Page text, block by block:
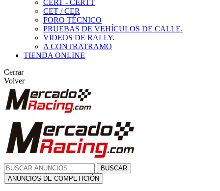
CERT - CERTT
CET / CER
FORO TÉCNICO
PRUEBAS DE VEHÍCULOS DE CALLE.
VIDEOS DE RALLY.
A CONTRATRAMO
TIENDA ONLINE
Cerrar
Volver
BUSCAR
ANUNCIOS DE COMPETICIÓN